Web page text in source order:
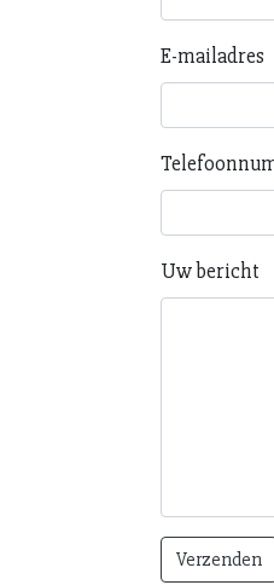
E-mailadres
Uw bericht